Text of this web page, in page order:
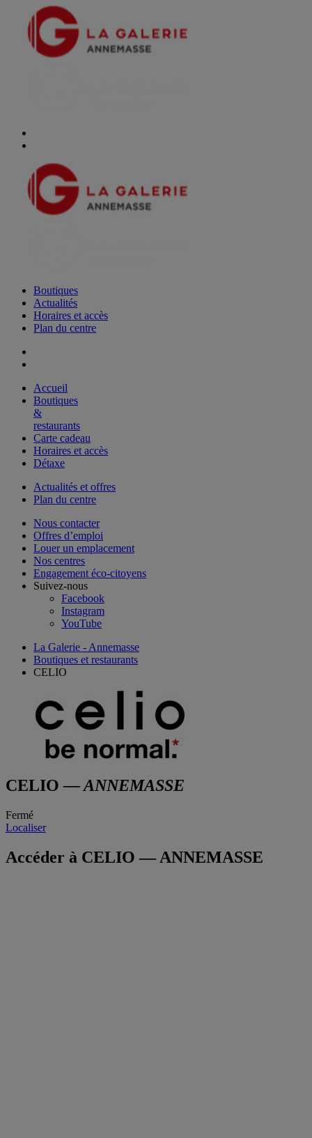
Boutiques
Actualités
Horaires et accès
Plan du centre
Accueil
Boutiques
&
restaurants
Carte cadeau
Horaires et accès
Détaxe
Actualités et offres
Plan du centre
Nous contacter
Offres d’emploi
Louer un emplacement
Nos centres
Engagement éco-citoyens
Suivez-nous
Facebook
Instagram
YouTube
La Galerie - Annemasse
Boutiques et restaurants
CELIO
CELIO— ANNEMASSE
Fermé
Localiser
Accéder à CELIO — ANNEMASSE